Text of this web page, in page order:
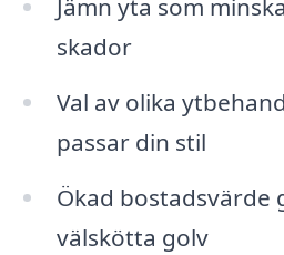
Jämn yta som
skador
Val av olika
passar din stil
Ökad bostadsvärde
välskötta golv